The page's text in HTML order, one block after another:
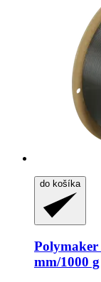
do košíka
Polymaker
mm/1000 g